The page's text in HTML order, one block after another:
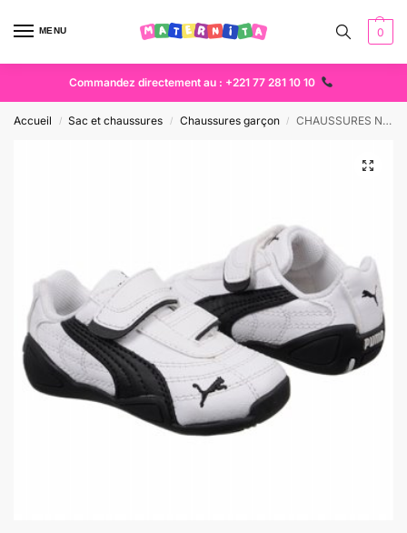
MENU 0
Commandez directement au : +221 77 281 10 10
Accueil / Sac et chaussures / Chaussures garçon / CHAUSSURES NIKE